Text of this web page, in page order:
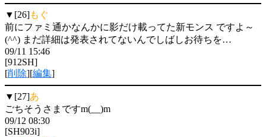
▼[26]もぐ
前にファミ通かなんかに影だけ載ってた新モンス ですよ～
(^^) まだ詳細は発表されてないんでしばしお待ちを…
09/11 15:46
[912SH]
[削除][編集]
▼[27]あ
ごちそうさまですm(__)m
09/12 08:30
[SH903i]